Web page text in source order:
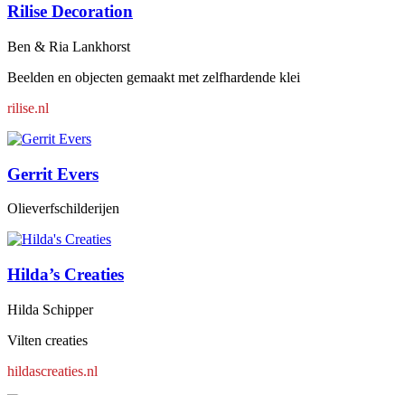
Rilise Decoration
Ben & Ria Lankhorst
Beelden en objecten gemaakt met zelfhardende klei
rilise.nl
Gerrit Evers
Olieverfschilderijen
Hilda’s Creaties
Hilda Schipper
Vilten creaties
hildascreaties.nl